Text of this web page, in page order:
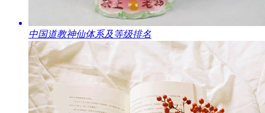
​中国道教神仙体系及等级排名